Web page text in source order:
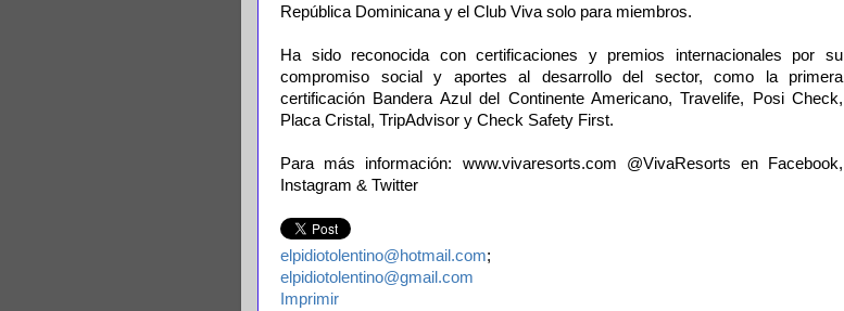
República Dominicana y el Club Viva solo para miembros.
Ha sido reconocida con certificaciones y premios internacionales por su
compromiso social y aportes al desarrollo del sector, como la primera
certificación Bandera Azul del Continente Americano, Travelife, Posi Check,
Placa Cristal, TripAdvisor y Check Safety First.
Para más información: www.vivaresorts.com @VivaResorts en Facebook,
Instagram & Twitter
elpidiotolentino@hotmail.com;
elpidiotolentino@gmail.com
Imprimir